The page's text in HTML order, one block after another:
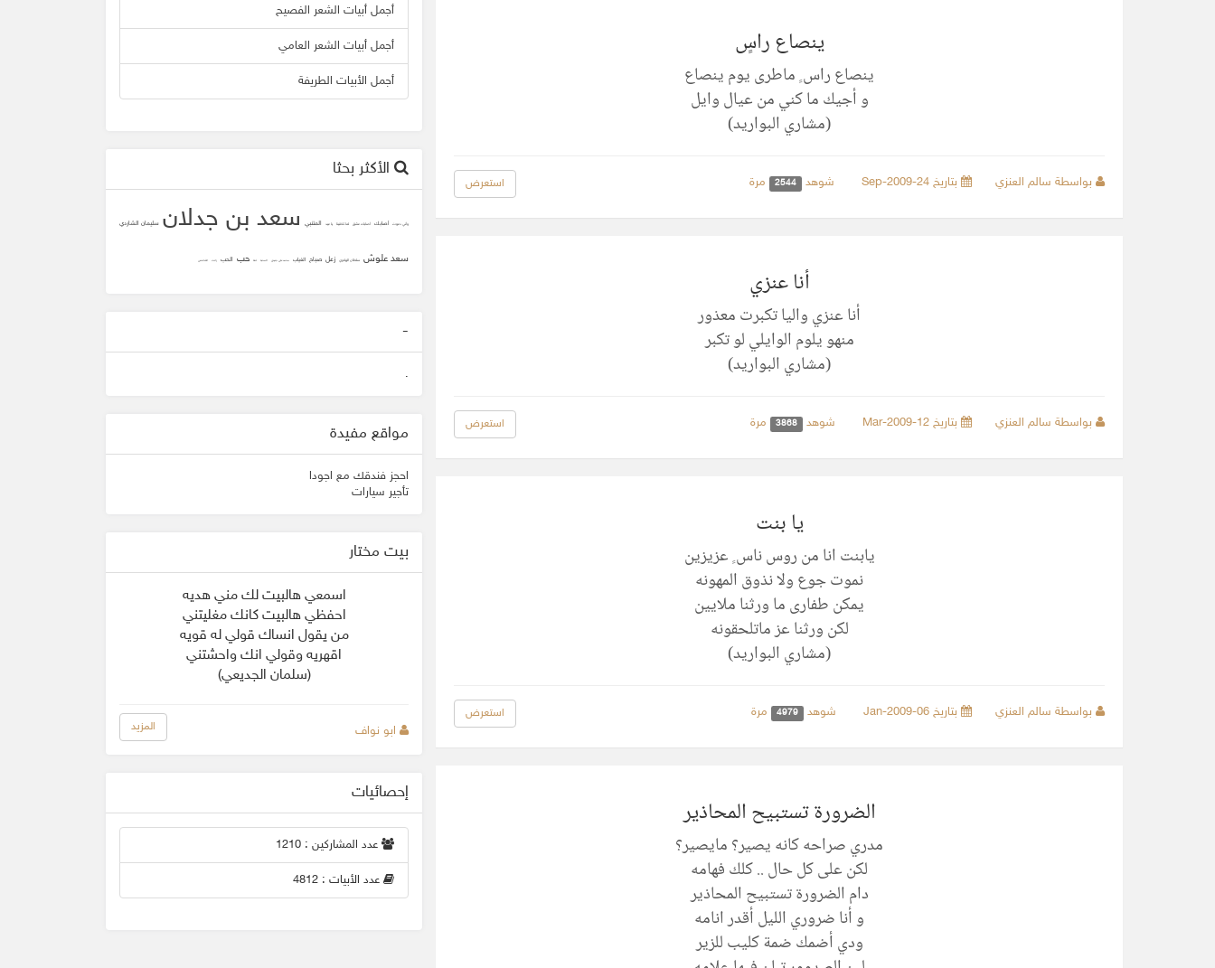
ينصاع راسٍ
ينصاع راس ٍ ماطرى يوم ينصاع
و أجيك ما كني من عيال وايل
(مشاري البواريد)
بواسطة سالم العنزي بتاريخ 24-Sep-2009 شوهد 2544 مرة استعرض
أنا عنزي
أنا عنزي واليا تكبرت معذور
منهو يلوم الوايلي لو تكبر
(مشاري البواريد)
بواسطة سالم العنزي بتاريخ 12-Mar-2009 شوهد 3868 مرة استعرض
يا بنت
يابنت انا من روس ناس ٍ عزيزين
نموت جوع ولا نذوق المهونه
يمكن طفارى ما ورثنا ملايين
لكن ورثنا عز ماتلحقونه
(مشاري البواريد)
بواسطة سالم العنزي بتاريخ 06-Jan-2009 شوهد 4979 مرة استعرض
الضرورة تستبيح المحاذير
مدري صراحه كانه يصير؟ مايصير؟
لكن على كل حال .. كلك فهامه
دام الضرورة تستبيح المحاذير
و أنا ضروري الليل أقدر انامه
ودي أضمك ضمة كليب للزير
أجمل أبيات الشعر الفصيح
أجمل أبيات الشعر العامي
أجمل الأبيات الطريفة
الأكثر بحثا
وأني دعوت أصابك أصابك عشق لما تلاقينا يا عيد المتنبي سعد بن جدلان سليمان الشاردي
سعد علوش سلطان الهاجري زعل صباح الغياب محمد علي جنيدي المحبه ثقه حب الحب زانت الشافعي
-
.
مواقع مفيدة
احجز فندقك مع اجودا
تأجير سيارات
بيت مختار
اسمعي هالبيت لك مني هديه
احفظي هالبيت كانك مغليتني
من يقول انساك قولي له قويه
اقهريه وقولي انك واحشتني
(سلمان الجديعي)
ابو نواف المزيد
إحصائيات
عدد المشاركين : 1210
عدد الأبيات : 4812